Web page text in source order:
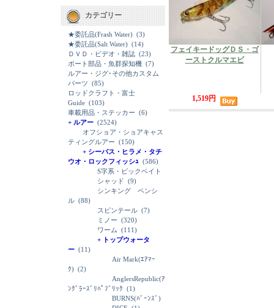
カテゴリー
★委託品(Frash Water)(3)
★委託品(Salt Water)(14)
ＤＶＤ・ビデオ・雑誌(23)
ボート部品・魚群探知機(7)
ルアー・ジグ･その他カスタム
パーツ (85)
ロッドクラフト・富士
Guide(103)
車載用品・ステッカー (6)
+ ルアー(2524)
オフショア・ショアキャス
ティングルアー (150)
+ シーバス・ヒラメ・タチ
ウオ・ロックフィッシｭ(586)
S字系・ビックベイト
シャッド (9)
シンキング ペンシ
ル(88)
スピンテール(7)
ミノー (320)
ワーム (111)
+ トップウォータ
ー(11)
Air Mark(ｴｱﾏｰ
ｸ)(2)
AnglersRepublic(ｱ
ﾝｸﾞﾗｰｽﾞﾘﾊﾟﾌﾞﾘｯｸ (1)
BURNS(ﾊﾞｰﾝｽﾞ)
フェイキードッグＤＳ・ゴ
ーストクルマエビ
1,519円